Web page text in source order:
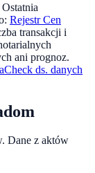
Ostatnia
Rejestr Cen
transakcji i
ani prognoz.
ds. danych
Dane z aktów